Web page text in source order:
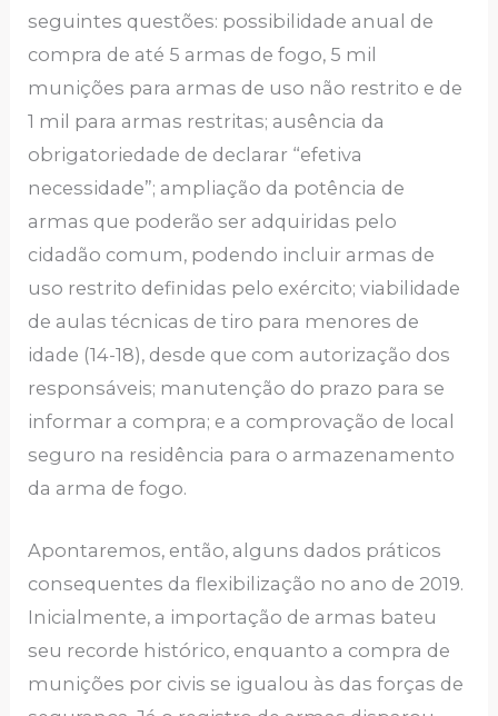
seguintes questões: possibilidade anual de
compra de até 5 armas de fogo, 5 mil
munições para armas de uso não restrito e de
1 mil para armas restritas; ausência da
obrigatoriedade de declarar “efetiva
necessidade”; ampliação da potência de
armas que poderão ser adquiridas pelo
cidadão comum, podendo incluir armas de
uso restrito definidas pelo exército; viabilidade
de aulas técnicas de tiro para menores de
idade (14-18), desde que com autorização dos
responsáveis; manutenção do prazo para se
informar a compra; e a comprovação de local
seguro na residência para o armazenamento
da arma de fogo.
Apontaremos, então, alguns dados práticos
consequentes da flexibilização no ano de 2019.
Inicialmente, a importação de armas bateu
seu recorde histórico, enquanto a compra de
munições por civis se igualou às das forças de